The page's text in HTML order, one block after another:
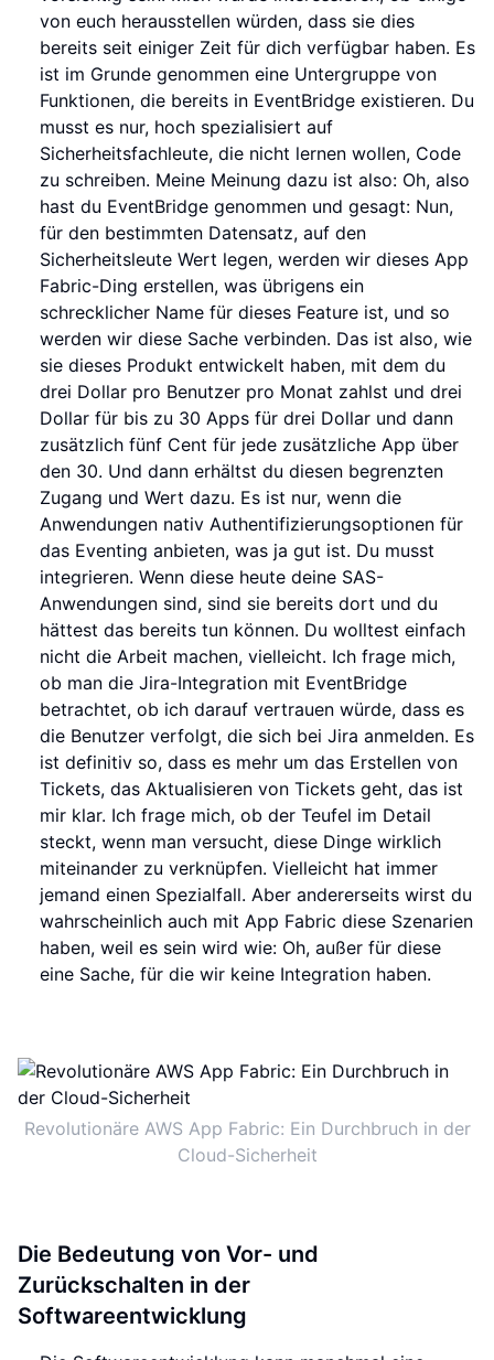
von euch herausstellen würden, dass sie dies
bereits seit einiger Zeit für dich verfügbar haben. Es
ist im Grunde genommen eine Untergruppe von
Funktionen, die bereits in EventBridge existieren. Du
musst es nur, hoch spezialisiert auf
Sicherheitsfachleute, die nicht lernen wollen, Code
zu schreiben. Meine Meinung dazu ist also: Oh, also
hast du EventBridge genommen und gesagt: Nun,
für den bestimmten Datensatz, auf den
Sicherheitsleute Wert legen, werden wir dieses App
Fabric-Ding erstellen, was übrigens ein
schrecklicher Name für dieses Feature ist, und so
werden wir diese Sache verbinden. Das ist also, wie
sie dieses Produkt entwickelt haben, mit dem du
drei Dollar pro Benutzer pro Monat zahlst und drei
Dollar für bis zu 30 Apps für drei Dollar und dann
zusätzlich fünf Cent für jede zusätzliche App über
den 30. Und dann erhältst du diesen begrenzten
Zugang und Wert dazu. Es ist nur, wenn die
Anwendungen nativ Authentifizierungsoptionen für
das Eventing anbieten, was ja gut ist. Du musst
integrieren. Wenn diese heute deine SAS-
Anwendungen sind, sind sie bereits dort und du
hättest das bereits tun können. Du wolltest einfach
nicht die Arbeit machen, vielleicht. Ich frage mich,
ob man die Jira-Integration mit EventBridge
betrachtet, ob ich darauf vertrauen würde, dass es
die Benutzer verfolgt, die sich bei Jira anmelden. Es
ist definitiv so, dass es mehr um das Erstellen von
Tickets, das Aktualisieren von Tickets geht, das ist
mir klar. Ich frage mich, ob der Teufel im Detail
steckt, wenn man versucht, diese Dinge wirklich
miteinander zu verknüpfen. Vielleicht hat immer
jemand einen Spezialfall. Aber andererseits wirst du
wahrscheinlich auch mit App Fabric diese Szenarien
haben, weil es sein wird wie: Oh, außer für diese
eine Sache, für die wir keine Integration haben.
Revolutionäre AWS App Fabric: Ein Durchbruch in der
Cloud-Sicherheit
Die Bedeutung von Vor- und
Zurückschalten in der
Softwareentwicklung